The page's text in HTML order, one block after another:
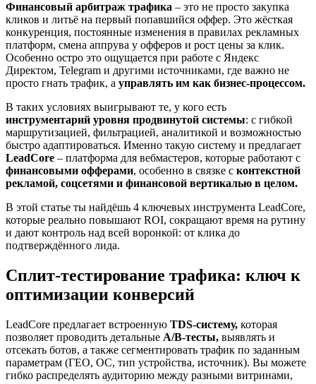
Финансовый арбитраж трафика – это не просто закупка
кликов и литьё на первый попавшийся оффер. Это жёсткая
конкуренция, постоянные изменения в правилах рекламных
платформ, смена аппрува у офферов и рост цены за клик.
Особенно остро это ощущается при работе с Яндекс
Директом, Telegram и другими источниками, где важно не
просто гнать трафик, а управлять им как бизнес-процессом.
В таких условиях выигрывают те, у кого есть
инструментарий уровня продвинутой системы: с гибкой
маршрутизацией, фильтрацией, аналитикой и возможностью
быстро адаптироваться. Именно такую систему и предлагает
LeadCore – платформа для вебмастеров, которые работают с
финансовыми офферами, особенно в связке с контекстной
рекламой, соцсетями и финансовой вертикалью в целом.
В этой статье ты найдёшь 4 ключевых инструмента LeadCore,
которые реально повышают ROI, сокращают время на рутину
и дают контроль над всей воронкой: от клика до
подтверждённого лида.
Сплит-тестирование трафика: ключ к
оптимизации конверсий
LeadCore предлагает встроенную TDS-систему, которая
позволяет проводить детальные A/B-тесты, выявлять и
отсекать ботов, а также сегментировать трафик по заданным
параметрам (ГЕО, ОС, тип устройства, источник). Вы можете
гибко распределять аудиторию между разными витринами,